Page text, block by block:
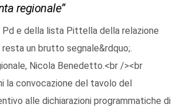
regionale”
Pd e della lista Pittella della relazione
un brutto segnale&rdquo;.
Nicola Benedetto.<br /><br
la convocazione del tavolo del
alle dichiarazioni programmatiche di